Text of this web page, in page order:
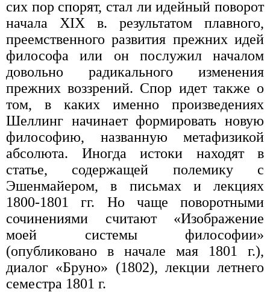
сих пор спорят, стал ли идейный поворот
начала XIX в. результатом плавного,
преемственного развития прежних идей
философа или он послужил началом
довольно радикального изменения
прежних воззрений. Спор идет также о
том, в каких именно произведениях
Шеллинг начинает формировать новую
философию, названную метафизикой
абсолюта. Иногда истоки находят в
статье, содержащей полемику с
Эшенмайером, в письмах и лекциях
1800-1801 гг. Но чаще поворотными
сочинениями считают «Изображение
моей системы философии»
(опубликовано в начале мая 1801 г.),
диалог «Бруно» (1802), лекции летнего
семестра 1801 г.